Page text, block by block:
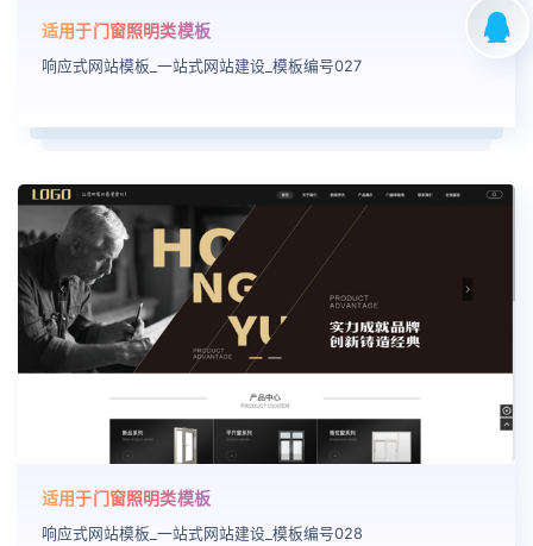
适用于门窗照明类模板
响应式网站模板_一站式网站建设_模板编号027
适用于门窗照明类模板
响应式网站模板_一站式网站建设_模板编号028